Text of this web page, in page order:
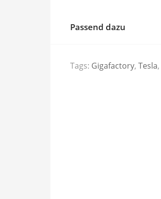
Passend dazu
Tags: Gigafactory, Tesla,